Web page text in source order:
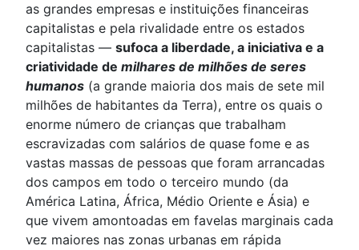
as grandes empresas e instituições financeiras
capitalistas e pela rivalidade entre os estados
capitalistas — sufoca a liberdade, a iniciativa e a
criatividade de milhares de milhões de seres
humanos (a grande maioria dos mais de sete mil
milhões de habitantes da Terra), entre os quais o
enorme número de crianças que trabalham
escravizadas com salários de quase fome e as
vastas massas de pessoas que foram arrancadas
dos campos em todo o terceiro mundo (da
América Latina, África, Médio Oriente e Ásia) e
que vivem amontoadas em favelas marginais cada
vez maiores nas zonas urbanas em rápida